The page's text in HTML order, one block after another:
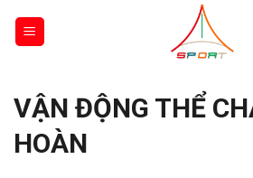
VẬN ĐỘNG THỂ
HOÀN